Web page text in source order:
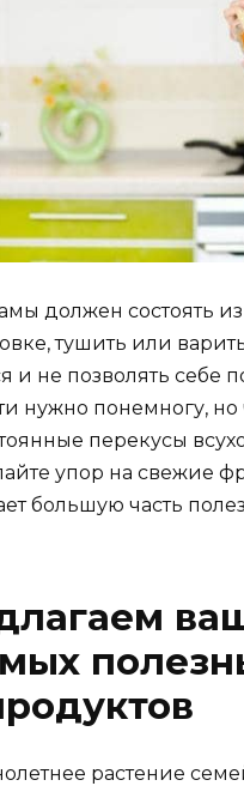
должен состоять из
тушить или
и не позволять себе
нужно понемногу,
перекусы
упор на свежие
большую часть
растение